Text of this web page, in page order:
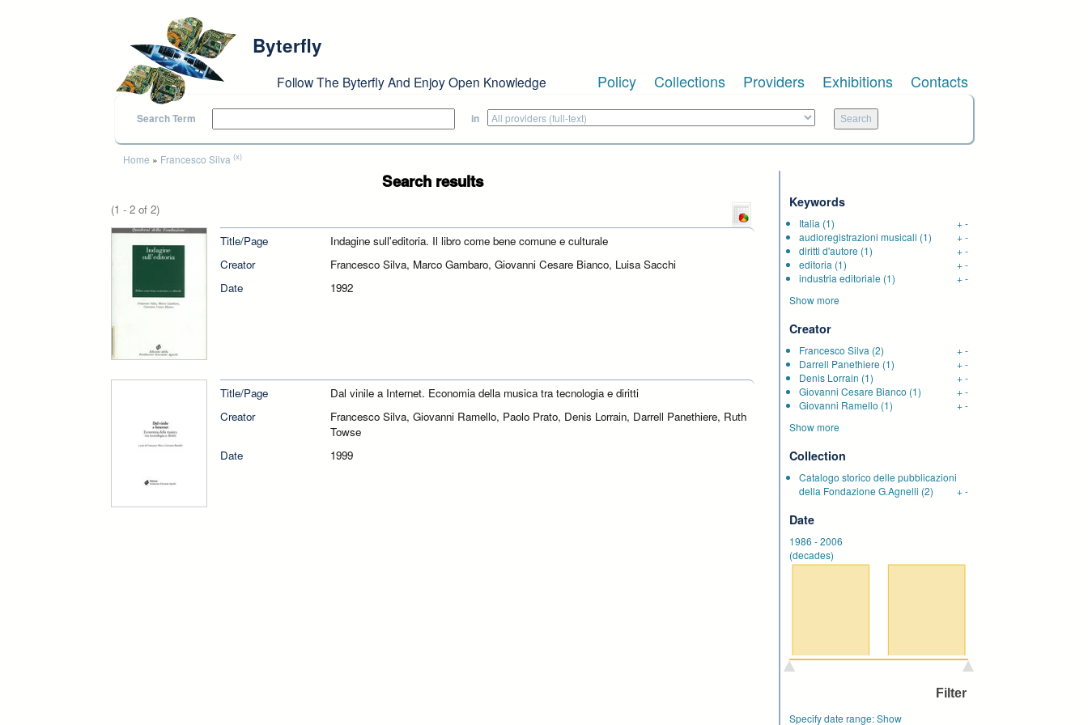
Byterfly
Follow The Byterfly And Enjoy Open Knowledge Policy Collections Providers Exhibitions Contacts
Search Term in
You are here
Home » Francesco Silva (x)
Search results
(1 - 2 of 2)
Title/Page
Indagine sull'editoria. Il libro come bene comune e culturale
Creator
Francesco Silva, Marco Gambaro, Giovanni Cesare Bianco, Luisa Sacchi
Date
1992
Title/Page
Dal vinile a Internet. Economia della musica tra tecnologia e diritti
Creator
Francesco Silva, Giovanni Ramello, Paolo Prato, Denis Lorrain, Darrell Panethiere, Ruth
Towse
Date
1999
Keywords
Italia (1) +-
audioregistrazioni musicali (1) +-
diritti d'autore (1) +-
editoria (1) +-
industria editoriale (1) +-
Show more
Creator
Francesco Silva (2) +-
Darrell Panethiere (1) +-
Denis Lorrain (1) +-
Giovanni Cesare Bianco (1) +-
Giovanni Ramello (1) +-
Show more
Collection
Catalogo storico delle pubblicazioni
della Fondazione G.Agnelli (2) +-
Date
1986 -2006
(decades)
Specify date range:Show